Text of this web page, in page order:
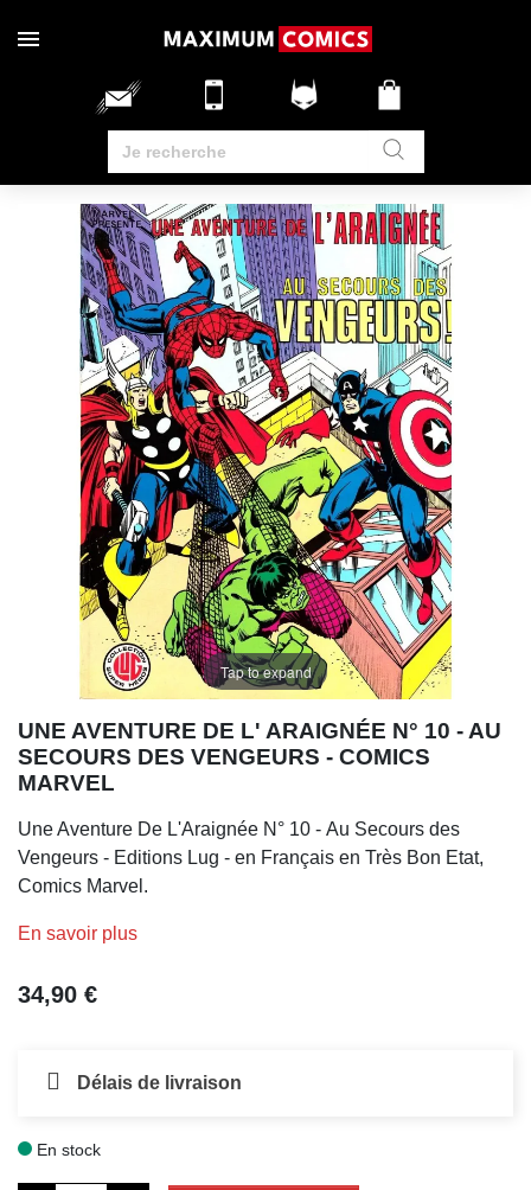
Tap to expand
UNE AVENTURE DE L' ARAIGNÉE N° 10 - AU
SECOURS DES VENGEURS - COMICS
MARVEL
Une Aventure De L'Araignée N° 10 - Au Secours des
Vengeurs - Editions Lug - en Français en Très Bon Etat,
Comics Marvel.
En savoir plus
34,90 €
Délais de livraison
En stock